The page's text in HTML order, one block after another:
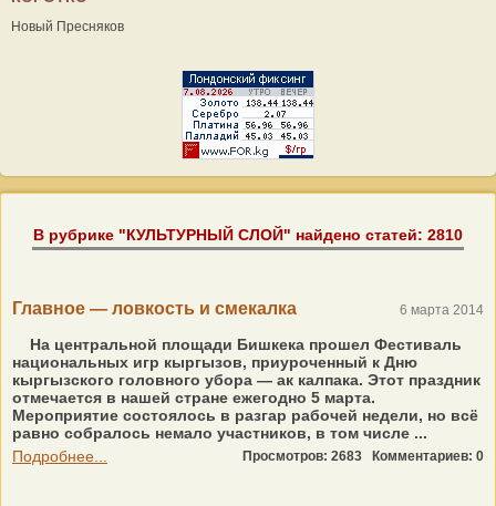
Новый Пресняков
В рубрике "КУЛЬТУРНЫЙ СЛОЙ" найдено статей: 2810
Главное — ловкость и смекалка 6 марта 2014
На центральной площади Бишкека прошел Фестиваль
национальных игр кыргызов, приуроченный к Дню
кыргызского головного убора — ак калпака. Этот праздник
отмечается в нашей стране ежегодно 5 марта.
Мероприятие состоялось в разгар рабочей недели, но всё
равно собралось немало участников, в том числе ...
Подробнее...
Просмотров: 2683 Комментариев: 0